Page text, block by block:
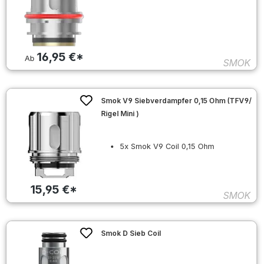
Ab 16,95 €* SMOK
15,95 €*
Smok V9 Siebverdampfer 0,15 Ohm (TFV9/
Rigel Mini )
5x Smok V9 Coil 0,15 Ohm
SMOK
Smok D Sieb Coil